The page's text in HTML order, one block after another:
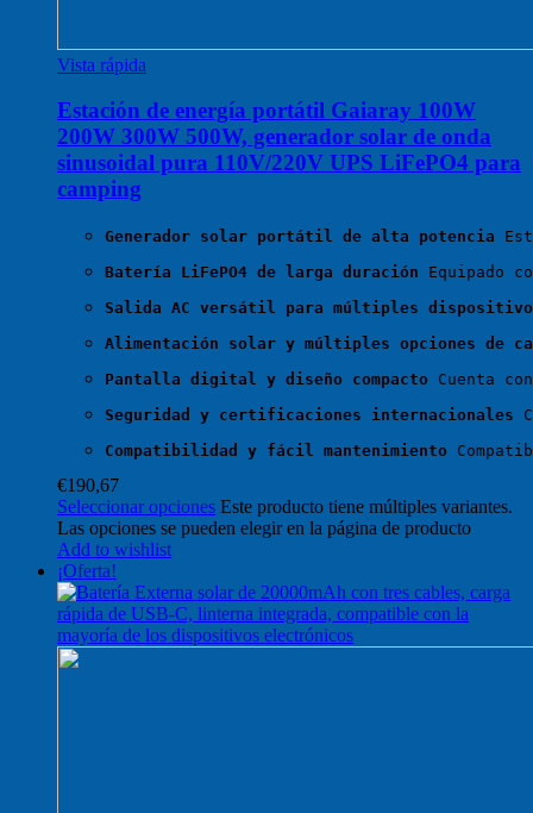
Vista rápida
Estación de energía portátil Gaiaray 100W
200W 300W 500W, generador solar de onda
sinusoidal pura 110V/220V UPS LiFePO4 para
camping
Generador solar portátil de alta potencia
Batería LiFePO4 de larga duración Equipado
Salida AC versátil para múltiples
Alimentación solar y múltiples opciones de
Pantalla digital y diseño compacto Cuenta
Seguridad y certificaciones internacionales
Compatibilidad y fácil mantenimiento
€190,67
Seleccionar opciones Este producto tiene múltiples variantes.
Las opciones se pueden elegir en la página de producto
Add to wishlist
¡Oferta!